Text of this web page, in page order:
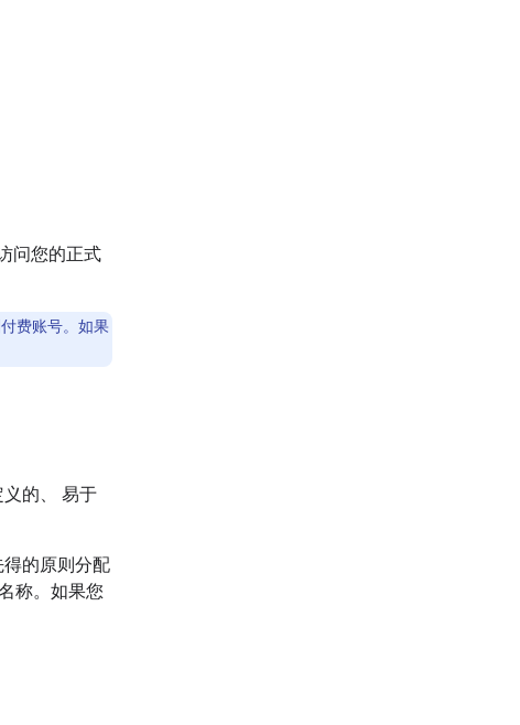
问您的正式
费账号。如果
的、 易于
的原则分配
称。如果您